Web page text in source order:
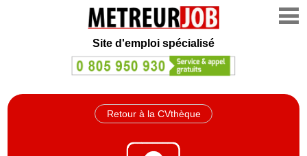
Site d'emploi spécialisé
Retour à la CVthèque